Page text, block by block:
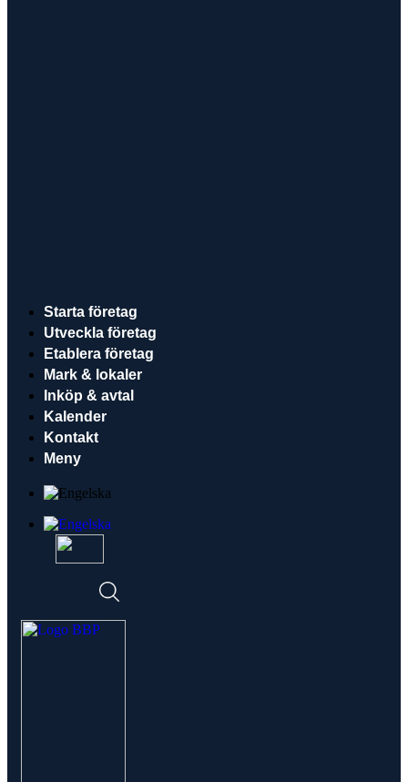
Starta företag
Utveckla företag
Etablera företag
Mark & lokaler
Inköp & avtal
Kalender
Kontakt
Meny